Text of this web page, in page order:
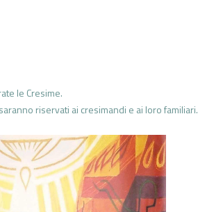
le Cresime.
riservati ai cresimandi e ai loro familiari.